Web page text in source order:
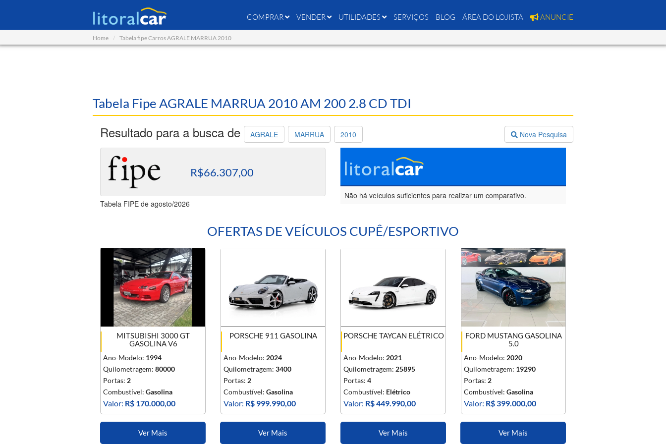
COMPRAR VENDER UTILIDADES SERVIÇOS BLOG ÁREA DO LOJISTA ANUNCIE
Home Tabela fipe Carros AGRALE MARRUA 2010
Tabela Fipe AGRALE MARRUA 2010 AM 200 2.8 CD TDI
Resultado para a busca de AGRALE MARRUA 2010 Nova Pesquisa
R$66.307,00
Tabela FIPE de agosto/2026
Não há veículos suficientes para realizar um comparativo.
OFERTAS DE VEÍCULOS CUPÊ/ESPORTIVO
MITSUBISHI 3000 GT
GASOLINA V6
Ano-Modelo: 1994
Quilometragem: 80000
Portas: 2
Combustível: Gasolina
Valor: R$ 170.000,00
Ver Mais
PORSCHE 911 GASOLINA
Ano-Modelo: 2024
Quilometragem: 3400
Portas: 2
Combustível: Gasolina
Valor: R$ 999.990,00
Ver Mais
PORSCHE TAYCAN ELÉTRICO
Ano-Modelo: 2021
Quilometragem: 25895
Portas: 4
Combustível: Elétrico
Valor: R$ 449.990,00
Ver Mais
FORD MUSTANG GASOLINA
5.0
Ano-Modelo: 2020
Quilometragem: 19290
Portas: 2
Combustível: Gasolina
Valor: R$ 399.000,00
Ver Mais